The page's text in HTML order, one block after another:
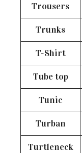
Trousers
Trunks
T-Shirt
Tube top
Tunic
Turban
Turtleneck